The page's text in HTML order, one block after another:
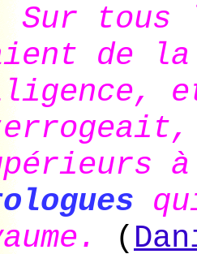
Sur tous
de
(